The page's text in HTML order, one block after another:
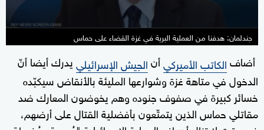
جندلمان: هدفنا من العملية البرية في غزة القضاء على حماس
أضافالكاتب الأميركيأنالجيش الإسرائيلييدرك أيضا أنّ
الدخول في متاهة غزة وشوارعها المليئة بالأنقاض سيكبّده
خسائر كبيرة في صفوف جنوده وهم يخوضون المعارك ضد
مقاتلي حماس الذين يتمتّعون بأفضلية القتال على أرضهم،